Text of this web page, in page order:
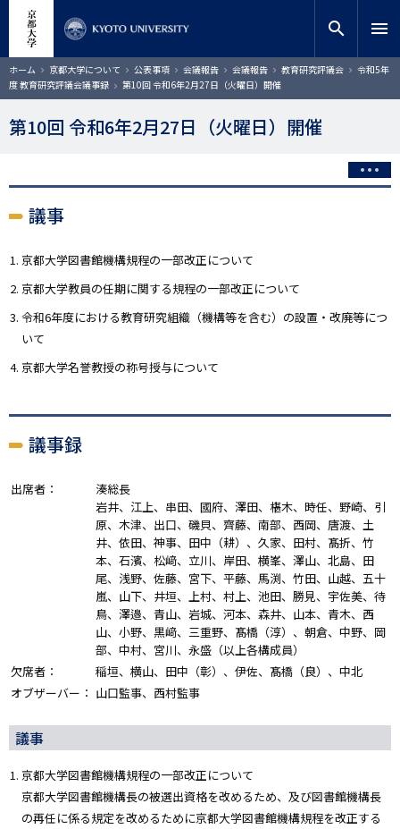
コ
ン
テ
ン
ツ
動
サイト内検索
検索
search menu
ホーム 京都大学について 公表事項 会議報告 会議報告 教育研究評議会
令和5年
度 教育研究評議会議事録
第10回 令和6年2月27日（火曜日）開催
第10回 令和6年2月27日（火曜日）開催
議事
京都大学図書館機構規程の一部改正について
京都大学教員の任期に関する規程の一部改正について
令和6年度における教育研究組織（機構等を含む）の設置・改廃等につ
いて
京都大学名誉教授の称号授与について
議事録
出席者：
湊総長
岩井、江上、串田、國府、澤田、椹木、時任、野崎、引
原、木津、出口、磯貝、齊藤、南部、西岡、唐渡、土
井、依田、神事、田中（耕）、久家、田村、髙折、竹
本、石濱、松﨑、立川、岸田、横峯、澤山、北島、田
尾、浅野、佐藤、宮下、平藤、馬渕、竹田、山越、五十
嵐、山下、井垣、上村、村上、池田、勝見、宇佐美、待
鳥、澤邉、青山、岩城、河本、森井、山本、青木、西
山、小野、黒﨑、三重野、髙橋（淳）、朝倉、中野、岡
部、中村、宮川、永盛（以上各構成員）
欠席者：
稲垣、横山、田中（彰）、伊佐、髙橋（良）、中北
オブザーバー： 山口監事、西村監事
議事
京都大学図書館機構規程の一部改正について
京都大学図書館機構長の被選出資格を改めるため、及び図書館機構長
の再任に係る規定を改めるために京都大学図書館機構規程を改正する